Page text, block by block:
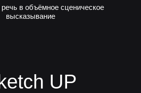
UP
в объёмное сценическое
высказывание